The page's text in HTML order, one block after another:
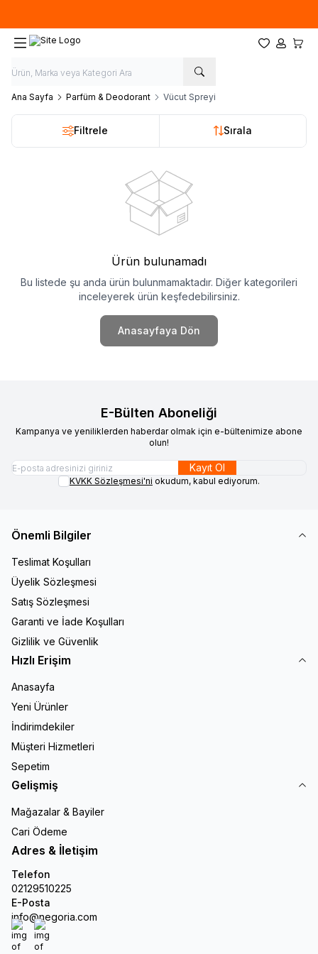
Favorilerim
Hesabım
Ana Sayfa Parfüm & Deodorant Vücut Spreyi
Filtrele Sırala
Ürün bulunamadı
Bu listede şu anda ürün bulunmamaktadır. Diğer kategorileri
inceleyerek ürün keşfedebilirsiniz.
Anasayfaya Dön
E-Bülten Aboneliği
Kampanya ve yeniliklerden haberdar olmak için e-bültenimize abone
olun!
Kayıt Ol
KVKK Sözleşmesi'ni okudum, kabul ediyorum.
Önemli Bilgiler
Teslimat Koşulları
Üyelik Sözleşmesi
Satış Sözleşmesi
Garanti ve İade Koşulları
Gizlilik ve Güvenlik
Hızlı Erişim
Anasayfa
Yeni Ürünler
İndirimdekiler
Müşteri Hizmetleri
Sepetim
Gelişmiş
Mağazalar & Bayiler
Cari Ödeme
Adres & İletişim
Telefon
02129510225
E-Posta
info@negoria.com
Instagram